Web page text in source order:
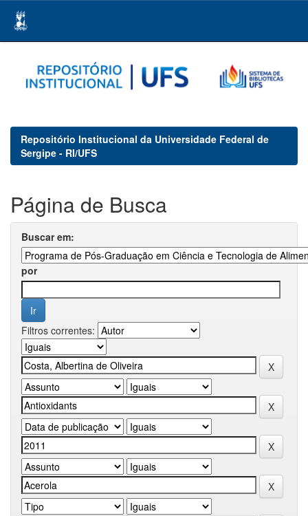
navigation
Repositório Institucional da Universidade Federal de
Sergipe - RI/UFS
Página de Busca
Buscar em:
por
Filtros correntes: